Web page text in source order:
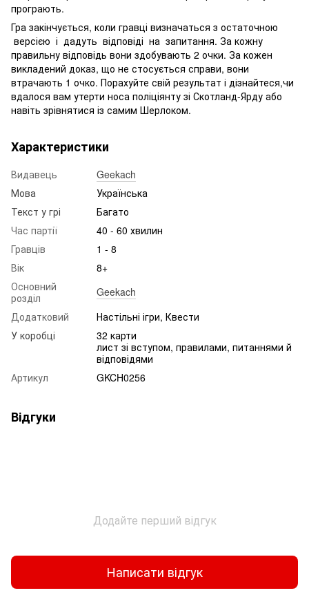
програють.
Гра закінчується, коли гравці визначаться з остаточною
версією і дадуть відповіді на запитання. За кожну
правильну відповідь вони здобувають 2 очки. За кожен
викладений доказ, що не стосується справи, вони
втрачають 1 очко. Порахуйте свій результат і дізнайтеся,чи
вдалося вам утерти носа поліціянту зі Скотланд-Ярду або
навіть зрівнятися із самим Шерлоком.
Характеристики
Видавець
Geekach
Мова
Українська
Текст у грі
Багато
Час партії
40 - 60 хвилин
Гравців
1 - 8
Вік
8+
Основний
розділ
Geekach
Додатковий
Настільні ігри, Квести
У коробці
32 карти
лист зі вступом, правилами, питаннями й
відповідями
Артикул
GKCH0256
Відгуки
Додайте перший відгук
Написати відгук